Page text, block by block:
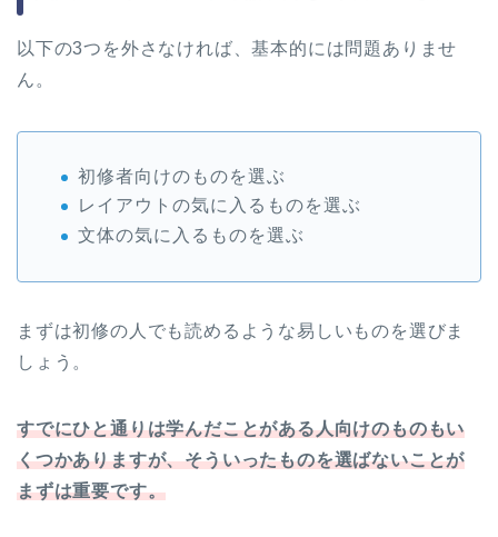
以下の3つを外さなければ、基本的には問題ありませ
ん。
初修者向けのものを選ぶ
レイアウトの気に入るものを選ぶ
文体の気に入るものを選ぶ
まずは初修の人でも読めるような易しいものを選びま
しょう。
すでにひと通りは学んだことがある人向けのものもい
くつかありますが、そういったものを選ばないことが
まずは重要です。